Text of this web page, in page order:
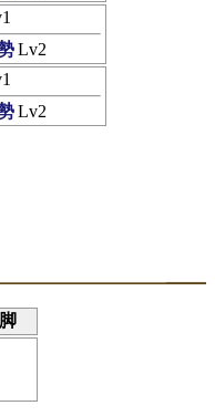
Lv2
Lv2
脚